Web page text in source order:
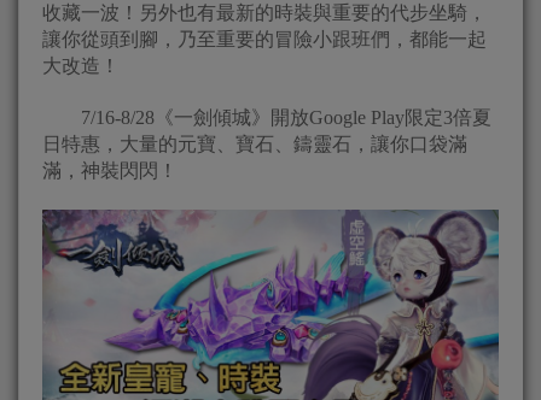
收藏一波！另外也有最新的時裝與重要的代步坐騎，
讓你從頭到腳，乃至重要的冒險小跟班們，都能一起
大改造！
7/16-8/28《一劍傾城》開放Google Play限定3倍夏
日特惠，大量的元寶、寶石、鑄靈石，讓你口袋滿
滿，神裝閃閃！